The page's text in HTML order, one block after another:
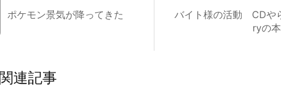
バイト様の活動 CDや
ryの
ポケモン景気が降ってきた
関連記事